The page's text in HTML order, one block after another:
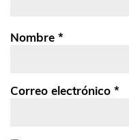
Nombre *
Correo electrónico *